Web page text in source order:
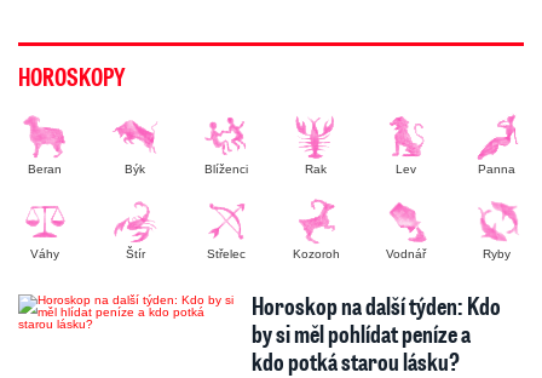
HOROSKOPY
Beran Býk Blíženci Rak Lev Panna
Váhy Štír Střelec Kozoroh Vodnář Ryby
Horoskop na další týden: Kdo
by si měl pohlídat peníze a
kdo potká starou lásku?